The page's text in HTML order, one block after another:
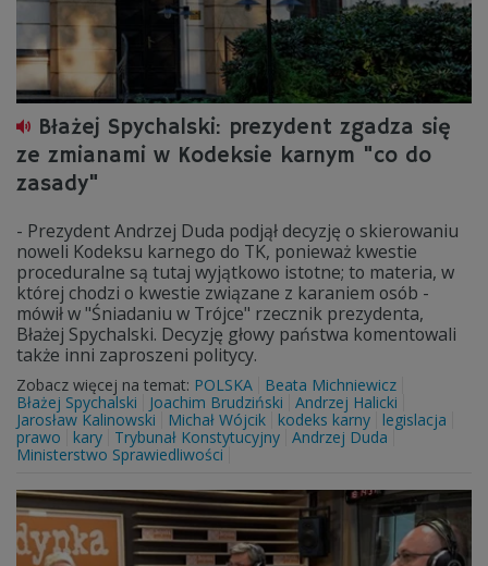
Błażej Spychalski: prezydent zgadza się
ze zmianami w Kodeksie karnym "co do
zasady"
- Prezydent Andrzej Duda podjął decyzję o skierowaniu
noweli Kodeksu karnego do TK, ponieważ kwestie
proceduralne są tutaj wyjątkowo istotne; to materia, w
której chodzi o kwestie związane z karaniem osób -
mówił w "Śniadaniu w Trójce" rzecznik prezydenta,
Błażej Spychalski. Decyzję głowy państwa komentowali
także inni zaproszeni politycy.
Zobacz więcej na temat: POLSKA
Beata Michniewicz
Błażej Spychalski
Joachim Brudziński
Andrzej Halicki
Jarosław Kalinowski
Michał Wójcik kodeks karny
legislacja
prawo
kary Trybunał Konstytucyjny Andrzej Duda
Ministerstwo Sprawiedliwości